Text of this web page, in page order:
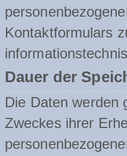
Kontaktformulars
Dauer der
Die Daten werden
Zweckes ihrer